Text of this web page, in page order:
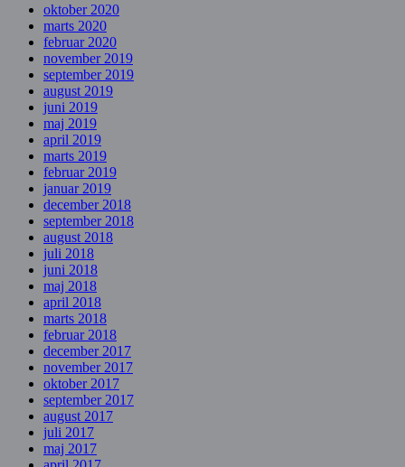
oktober 2020
marts 2020
februar 2020
november 2019
september 2019
august 2019
juni 2019
maj 2019
april 2019
marts 2019
februar 2019
januar 2019
december 2018
september 2018
august 2018
juli 2018
juni 2018
maj 2018
april 2018
marts 2018
februar 2018
december 2017
november 2017
oktober 2017
september 2017
august 2017
juli 2017
maj 2017